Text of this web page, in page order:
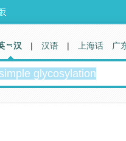
汉 | 汉语 | 上海话 广